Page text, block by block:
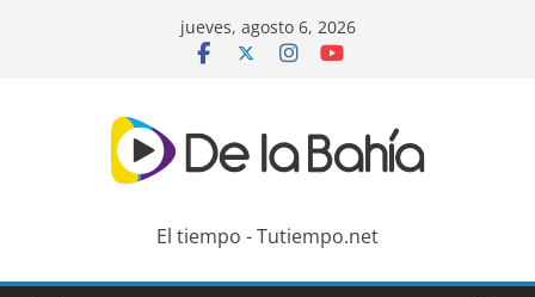
jueves, agosto 6, 2026
El tiempo - Tutiempo.net